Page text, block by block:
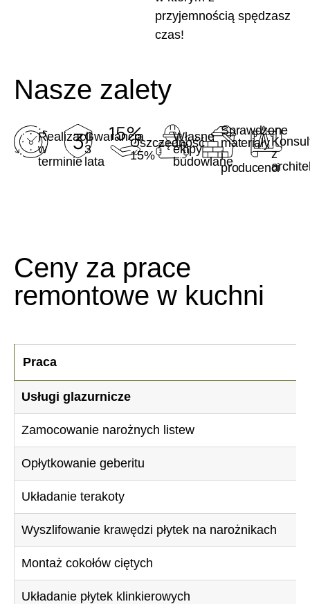
przyjemnością spędzasz
czas!
Nasze zalety
Realizacji
w
terminie
Gwarancja
3
lata
Oszczędność
15%
Własne
ekipy
budowlane
Sprawdzone
materiały
i
producenci
z
Ceny za prace
remontowe w kuchni
Praca
Usługi glazurnicze
Zamocowanie narożnych listew
Opłytkowanie geberitu
Układanie terakoty
Wyszlifowanie krawędzi płytek na narożnikach
Montaż cokołów ciętych
Układanie płytek klinkierowych